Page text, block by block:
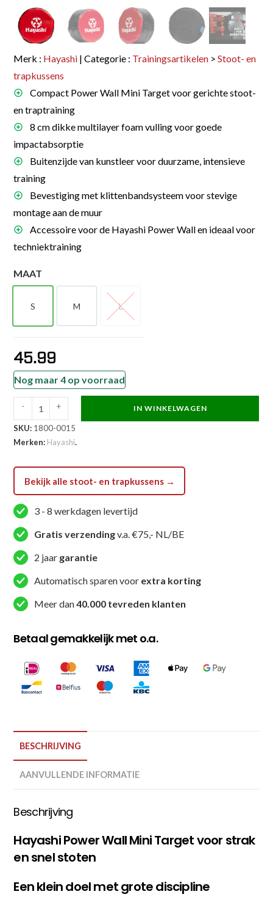
Merk : Hayashi | Categorie : Trainingsartikelen >Stoot- en
trapkussens
Compact Power Wall Mini Target voor gerichte stoot-
en traptraining
8 cm dikke multilayer foam vulling voor goede
impactabsorptie
Buitenzijde van kunstleer voor duurzame, intensieve
training
Bevestiging met klittenbandsysteem voor stevige
montage aan de muur
Accessoire voor de Hayashi Power Wall en ideaal voor
techniektraining
MAAT
S
S
M
M
L
L
45.99
Nog maar 4 op voorraad
Hayashi
Stootkussen
-
Target
-
Zwart
Rood
aantal
- + IN WINKELWAGEN
SKU: 1800-0015
Merken: Hayashi.
Bekijk alle stoot- en trapkussens →
3 - 8 werkdagen levertijd
Gratis verzendingv.a. €75,- NL/BE
2 jaar garantie
Automatisch sparen voor extra korting
Meer dan40.000 tevreden klanten
Betaal gemakkelijk met o.a.
BESCHRIJVING
AANVULLENDE INFORMATIE
Beschrijving
Hayashi Power Wall Mini Target voor strak
en snel stoten
Een klein doel met grote discipline